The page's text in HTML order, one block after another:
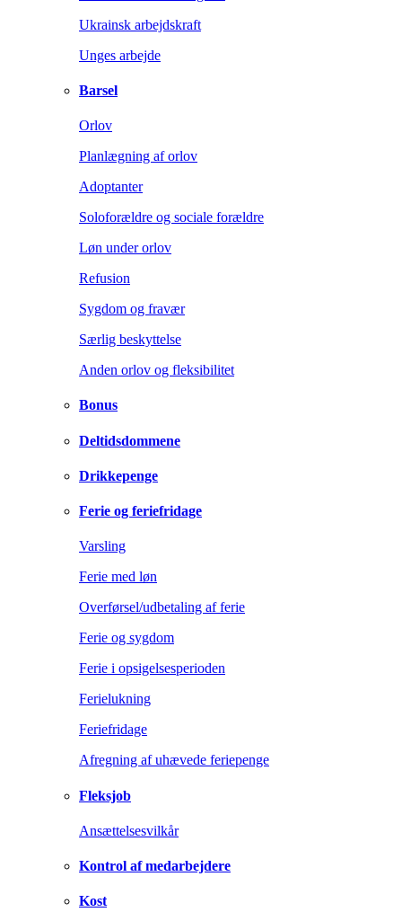
Ukrainsk arbejdskraft
Unges arbejde
Barsel
Orlov
Planlægning af orlov
Adoptanter
Soloforældre og sociale forældre
Løn under orlov
Refusion
Sygdom og fravær
Særlig beskyttelse
Anden orlov og fleksibilitet
Bonus
Deltidsdommene
Drikkepenge
Ferie og feriefridage
Varsling
Ferie med løn
Overførsel/udbetaling af ferie
Ferie og sygdom
Ferie i opsigelsesperioden
Ferielukning
Feriefridage
Afregning af uhævede feriepenge
Fleksjob
Ansættelsesvilkår
Kontrol af medarbejdere
Kost